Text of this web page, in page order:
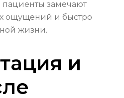
пациенты замечают
ощущений и быстро
жизни.
и